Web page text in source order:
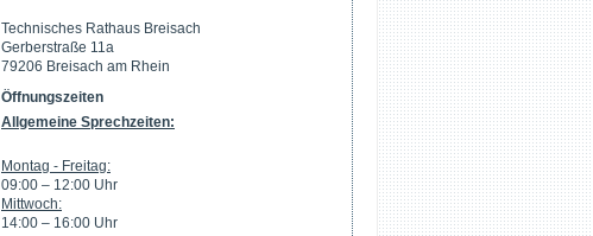
Technisches Rathaus Breisach
Gerberstraße 11a
79206 Breisach am Rhein
Öffnungszeiten
Allgemeine Sprechzeiten:
Montag - Freitag:
09:00 – 12:00 Uhr
Mittwoch:
14:00 – 16:00 Uhr